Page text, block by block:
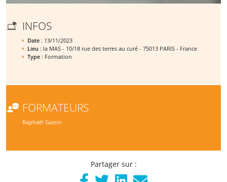
INFOS
Date: 13/11/2023
Lieu : la MAS - 10/18 rue des terres au curé - 75013 PARIS - France
Type: Formation
FORMATEURS
Raphaël Gazon
Partager sur :